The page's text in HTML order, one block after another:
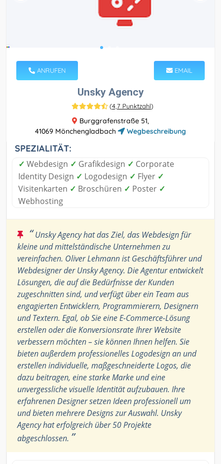
ANRUFEN EMAIL
Unsky Agency
(4,7 Punktzahl)
Burggrafenstraße 51,
41069 Mönchengladbach
Wegbeschreibung
SPEZIALITÄT:
✓ Webdesign ✓ Grafikdesign ✓ Corporate
Identity Design ✓ Logodesign ✓ Flyer ✓
Visitenkarten ✓ Broschüren ✓ Poster ✓
Webhosting
“Unsky Agency hat das Ziel, das Webdesign für
kleine und mittelständische Unternehmen zu
vereinfachen. Oliver Lehmann ist Geschäftsführer und
Webdesigner der Unsky Agency. Die Agentur entwickelt
Lösungen, die auf die Bedürfnisse der Kunden
zugeschnitten sind, und verfügt über ein Team aus
engagierten Entwicklern, Programmierern, Designern
und Textern. Egal, ob Sie eine E-Commerce-Lösung
erstellen oder die Konversionsrate Ihrer Website
verbessern möchten – sie können Ihnen helfen. Sie
bieten außerdem professionelles Logodesign an und
erstellen individuelle, maßgeschneiderte Logos, die
dazu beitragen, eine starke Marke und eine
unvergessliche visuelle Identität aufzubauen. Ihre
erfahrenen Designer setzen Ideen professionell um
und bieten mehrere Designs zur Auswahl. Unsky
Agency hat erfolgreich über 50 Projekte
abgeschlossen. ”